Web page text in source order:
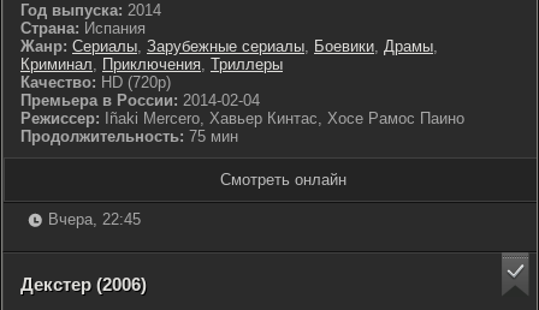
Год выпуска: 2014
Страна: Испания
Жанр: Сериалы, Зарубежные сериалы, Боевики, Драмы,
Криминал, Приключения, Триллеры
Качество: HD (720p)
Премьера в России: 2014-02-04
Режиссер:
Iñaki Mercero, Хавьер Кинтас, Хосе Рамос Паино
Продолжительность: 75 мин
Смотреть онлайн
Вчера, 22:45
Декстер (2006)